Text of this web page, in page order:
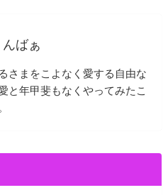
んばぁ
さまをこよなく愛する自由な
と年甲斐もなくやってみたこ